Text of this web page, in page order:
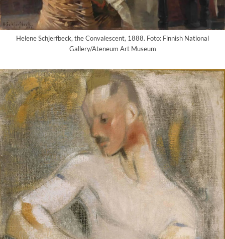
Helene Schjerfbeck, the Convalescent, 1888. Foto: Finnish National
Gallery/Ateneum Art Museum